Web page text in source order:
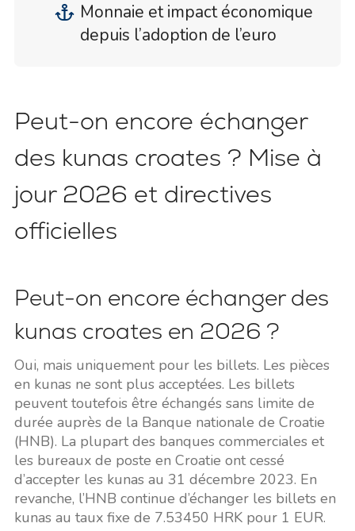
Monnaie et impact économique
depuis l’adoption de l’euro
Peut-on encore échanger
des kunas croates ? Mise à
jour 2026 et directives
officielles
Peut-on encore échanger des
kunas croates en 2026 ?
Oui, mais uniquement pour les billets. Les pièces
en kunas ne sont plus acceptées. Les billets
peuvent toutefois être échangés sans limite de
durée auprès de la Banque nationale de Croatie
(HNB). La plupart des banques commerciales et
les bureaux de poste en Croatie ont cessé
d’accepter les kunas au 31 décembre 2023. En
revanche, l’HNB continue d’échanger les billets en
kunas au taux fixe de 7.53450 HRK pour 1 EUR.